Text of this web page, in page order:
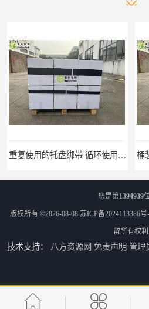
托盘运输网兜 固永包材
您是第1394939
版权所有 ©2026-08-08 苏ICP备2024113386号
留所有权利.
技术支持： 八方资源网 免责声明 管理